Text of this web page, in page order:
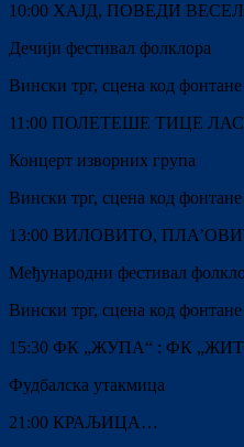
10:00 ХАЈД, ПОВЕДИ
Дечији фестивал фолклора
Вински трг, сцена код
11:00 ПОЛЕТЕШЕ ТИЦЕ
Концерт изворних група
Вински трг, сцена код
13:00 ВИЛОВИТО,
Међународни фестивал
Вински трг, сцена код
15:30 ФК „ЖУПА“ : ФК
Фудбалска утакмица
21:00 КРАЉИЦА…